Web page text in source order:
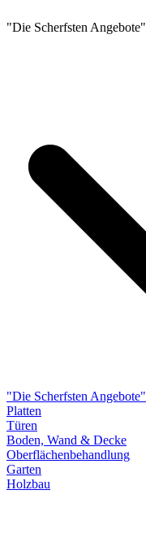
"Die Scherfsten Angebote"
"Die Scherfsten Angebote"
Platten
Türen
Boden, Wand & Decke
Oberflächenbehandlung
Garten
Holzbau